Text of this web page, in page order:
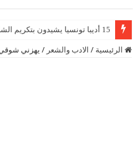
15 أديبا تونسيا يشيدون بتكريم الشاعر علي الدرورة
الرئيسية / الادب والشعر / يهزني شوقي